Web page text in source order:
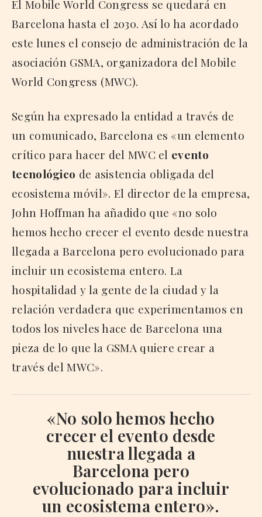
El Mobile World Congress se quedará en
Barcelona hasta el 2030. Así lo ha acordado
este lunes el consejo de administración de la
asociación GSMA, organizadora del Mobile
World Congress (MWC).
Según ha expresado la entidad a través de
un comunicado, Barcelona es «un elemento
crítico para hacer del MWC el evento
tecnológico de asistencia obligada del
ecosistema móvil». El director de la empresa,
John Hoffman ha añadido que «no solo
hemos hecho crecer el evento desde nuestra
llegada a Barcelona pero evolucionado para
incluir un ecosistema entero. La
hospitalidad y la gente de la ciudad y la
relación verdadera que experimentamos en
todos los niveles hace de Barcelona una
pieza de lo que la GSMA quiere crear a
través del MWC».
«No solo hemos hecho
crecer el evento desde
nuestra llegada a
Barcelona pero
evolucionado para incluir
un ecosistema entero».